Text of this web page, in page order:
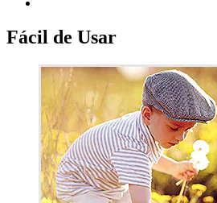
Fácil de Usar